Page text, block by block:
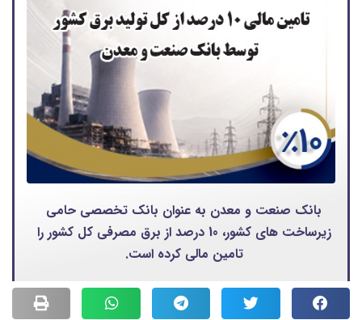
بانک صنعت و معدن به عنوان بانک تخصصی حامی
زیرساخت های کشور، 10 درصد از برق مصرفی کل کشور را
تامین مالی کرده است.